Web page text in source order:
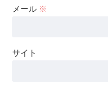
メール ※
サイト